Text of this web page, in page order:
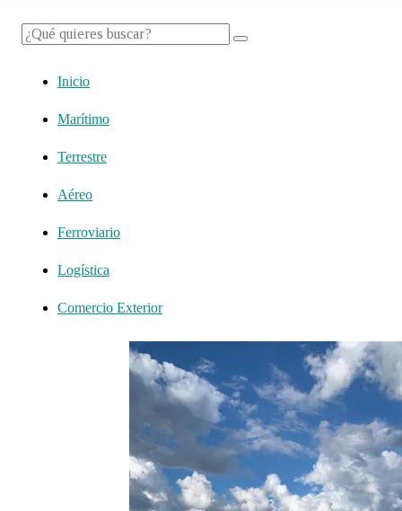
Inicio
Marítimo
Terrestre
Aéreo
Ferroviario
Logística
Comercio Exterior